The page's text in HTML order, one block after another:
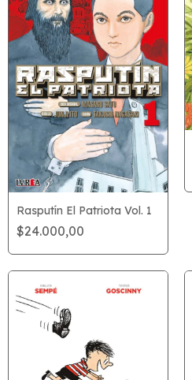
Rasputín El Patriota Vol. 1
$24.000,00